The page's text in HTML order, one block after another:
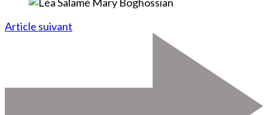
Article suivant